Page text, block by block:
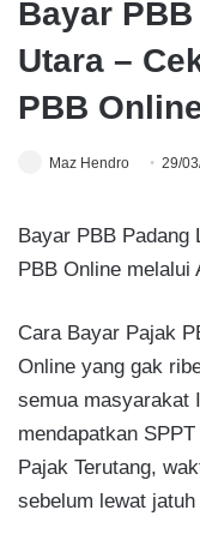
Bayar
Utara –
PBB
Maz Hendro 29/
Bayar PBB Padang
PBB Online
Cara Bayar Pajak
Online yang gak
semua masyarakat
mendapatkan
Pajak Terutang,
sebelum lewat jatuh